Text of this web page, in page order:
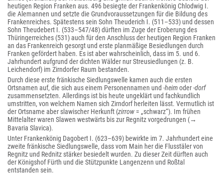
heutigen Region Franken aus. 496 besiegte der Frankenkönig Chlodwig I.
die Alemannen und setzte die Grundvoraussetzungen für die Bildung des
Frankenreiches. Spätestens sein Sohn Theuderich I. (511–533) und dessen
Sohn Theudebert I. (533–547/48) dürften im Zuge der Eroberung des
Thüringerreiches (531) auch für den Anschluss der heutigen Region Franken
an das Frankenreich gesorgt und erste planmäßige Besiedlungen durch
Franken gefördert haben. Es ist aber wahrscheinlich, dass im 5. und 6.
Jahrhundert aufgrund der dichten Wälder nur Streusiedlungen (z. B.
Leichendorf) im Zirndorfer Raum bestanden.
Durch diese erste fränkische Siedlungswelle kamen auch die ersten
Ortsnamen auf, die sich aus einem Personennamen und -heimoder-dorf
zusammensetzten. Allerdings ist bis heute ungeklärt und fachkundlich
umstritten, von welchem Namen sich Zirndorf herleiten lässt. Vermutlich ist
der Ortsname aber slawischer Herkunft (zirrow = „schwarz“). Im frühen
Mittelalter waren Slawen westwärts bis zur Regnitz vorgedrungen (→
Bavaria Slavica).
Unter Frankenkönig Dagobert I. (623–639) bewirkte im 7. Jahrhundert eine
zweite fränkische Siedlungswelle, dass vom Main her die Flusstäler von
Regnitz und Rednitz stärker besiedelt wurden. Zu dieser Zeit dürften auch
der Königshof Fürth und die Stützpunkte Langenzenn und Roßtal
entstanden sein.